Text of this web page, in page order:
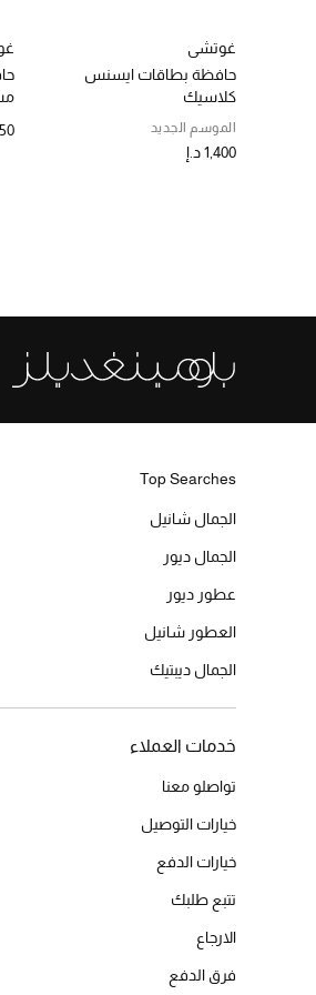
غوتشي
حافظة بطاقات ايسنس
كلاسيك
الموسم الجديد
1,400 د.إ
Top Searches
الجمال شانيل
الجمال ديور
عطور ديور
العطور شانيل
الجمال ديبتيك
خدمات العملاء
تواصلو معنا
خيارات التوصيل
خيارات الدفع
تتبع طلبك
الارجاع
فرق الدفع